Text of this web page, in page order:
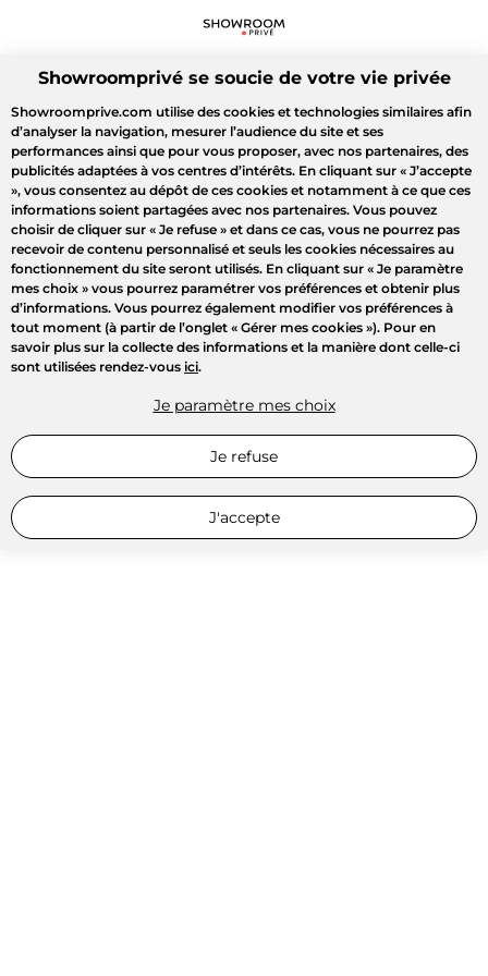
Showroomprivé se soucie de votre vie privée
Showroomprive.com utilise des cookies et technologies similaires afin
d’analyser la navigation, mesurer l’audience du site et ses
performances ainsi que pour vous proposer, avec nos partenaires, des
publicités adaptées à vos centres d’intérêts. En cliquant sur « J’accepte
», vous consentez au dépôt de ces cookies et notamment à ce que ces
informations soient partagées avec nos partenaires. Vous pouvez
choisir de cliquer sur « Je refuse » et dans ce cas, vous ne pourrez pas
recevoir de contenu personnalisé et seuls les cookies nécessaires au
fonctionnement du site seront utilisés. En cliquant sur « Je paramètre
mes choix » vous pourrez paramétrer vos préférences et obtenir plus
d’informations. Vous pourrez également modifier vos préférences à
tout moment (à partir de l’onglet « Gérer mes cookies »). Pour en
savoir plus sur la collecte des informations et la manière dont celle-ci
sont utilisées rendez-vous ici.
Je paramètre mes choix
Je refuse
J'accepte